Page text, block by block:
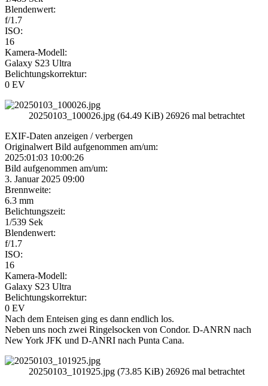
Blendenwert:
f/1.7
ISO:
16
Kamera-Modell:
Galaxy S23 Ultra
Belichtungskorrektur:
0 EV
20250103_100026.jpg (64.49 KiB) 26926 mal betrachtet
EXIF-Daten anzeigen / verbergen
Originalwert Bild aufgenommen am/um:
2025:01:03 10:00:26
Bild aufgenommen am/um:
3. Januar 2025 09:00
Brennweite:
6.3 mm
Belichtungszeit:
1/539 Sek
Blendenwert:
f/1.7
ISO:
16
Kamera-Modell:
Galaxy S23 Ultra
Belichtungskorrektur:
0 EV
Nach dem Enteisen ging es dann endlich los.
Neben uns noch zwei Ringelsocken von Condor. D-ANRN nach
New York JFK und D-ANRI nach Punta Cana.
20250103_101925.jpg (73.85 KiB) 26926 mal betrachtet